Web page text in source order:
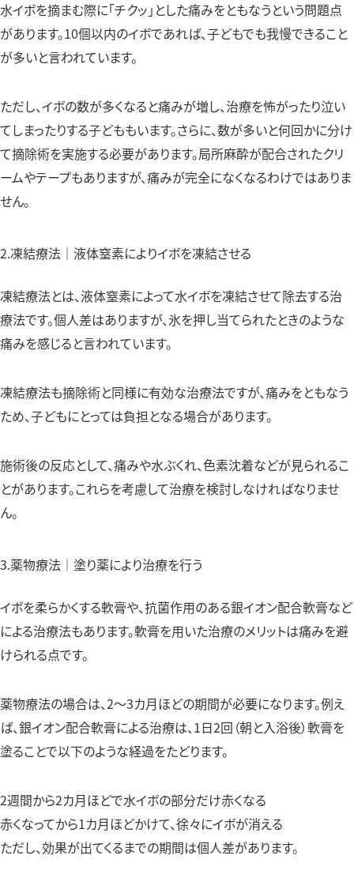
水イボを摘まむ際に「チクッ」とした痛みをともなうという問題点
があります。10個以内のイボであれば、子どもでも我慢できること
が多いと言われています。
ただし、イボの数が多くなると痛みが増し、治療を怖がったり泣い
てしまったりする子どももいます。さらに、数が多いと何回かに分け
て摘除術を実施する必要があります。局所麻酔が配合されたクリ
ームやテープもありますが、痛みが完全になくなるわけではありま
せん。
2.凍結療法｜液体窒素によりイボを凍結させる
凍結療法とは、液体窒素によって水イボを凍結させて除去する治
療法です。個人差はありますが、氷を押し当てられたときのような
痛みを感じると言われています。
凍結療法も摘除術と同様に有効な治療法ですが、痛みをともなう
ため、子どもにとっては負担となる場合があります。
施術後の反応として、痛みや水ぶくれ、色素沈着などが見られるこ
とがあります。これらを考慮して治療を検討しなければなりませ
ん。
3.薬物療法｜塗り薬により治療を行う
イボを柔らかくする軟膏や、抗菌作用のある銀イオン配合軟膏など
による治療法もあります。軟膏を用いた治療のメリットは痛みを避
けられる点です。
薬物療法の場合は、2〜3カ月ほどの期間が必要になります。例え
ば、銀イオン配合軟膏による治療は、1日2回（朝と入浴後）軟膏を
塗ることで以下のような経過をたどります。
2週間から2カ月ほどで水イボの部分だけ赤くなる
赤くなってから1カ月ほどかけて、徐々にイボが消える
ただし、効果が出てくるまでの期間は個人差があります。